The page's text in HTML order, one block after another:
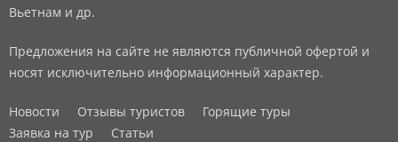
Вьетнам и др.
Предложения на сайте не являются публичной офертой и
носят исключительно информационный характер.
Новости Отзывы туристов
Горящие туры
Заявка на тур
Статьи